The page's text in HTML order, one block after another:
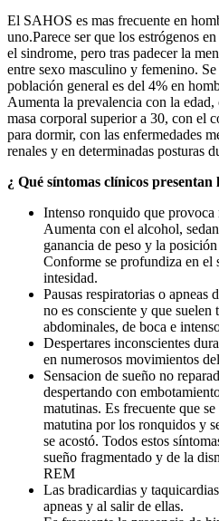
El SAHOS es mas frecuente en
uno.Parece ser que los estrógenos
el sindrome, pero tras padecer la
entre sexo masculino y femenino.
población general es del 4% en
Aumenta la prevalencia con la
masa corporal superior a 30, con el
para dormir, con las enfermedades
renales y en determinadas posturas
¿ Qué síntomas clínicos presentan
Intenso ronquido que provoca
Aumenta con el alcohol,
ganancia de peso y la
Conforme se profundiza en el
intesidad.
Pausas respiratorias o apneas
no es consciente y que
abdominales, de boca e
Despertares inconscientes
en numerosos movimientos
Sensacion de sueño no
despertando con
matutinas. Es frecuente que
matutina por los ronquidos y
se acostó. Todos estos
sueño fragmentado y de la
REM
Las bradicardias y
apneas y al salir de ellas.